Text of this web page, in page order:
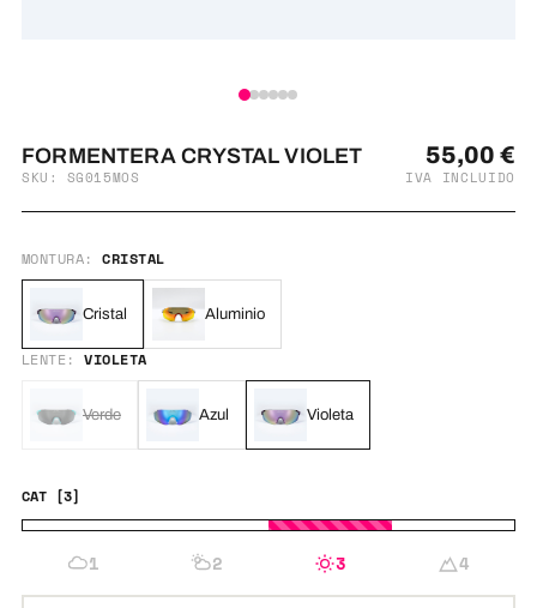
FORMENTERA CRYSTAL VIOLET 55,00 €
SKU: SG015MOS IVA INCLUIDO
MONTURA:CRISTAL
Cristal Aluminio
LENTE:VIOLETA
Verde Azul Violeta
CAT [3]
1 2 3 4